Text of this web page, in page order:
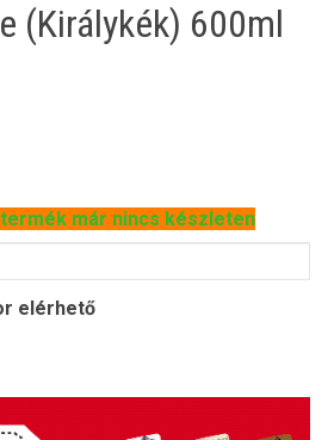
(Királykék) 600ml
termék már nincs készleten
elérhető